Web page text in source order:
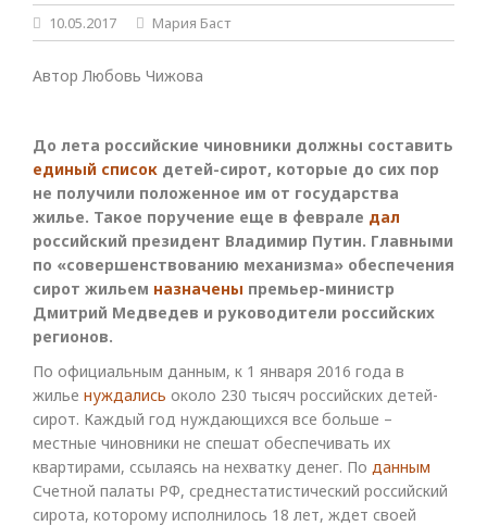
10.05.2017 Мария Баст
Автор Любовь Чижова
До лета российские чиновники должны составить
единый список детей-сирот, которые до сих пор
не получили положенное им от государства
жилье. Такое поручение еще в феврале дал
российский президент Владимир Путин. Главными
по «совершенствованию механизма» обеспечения
сирот жильем назначены премьер-министр
Дмитрий Медведев и руководители российских
регионов.
По официальным данным, к 1 января 2016 года в
жилье нуждались около 230 тысяч российских детей-
сирот. Каждый год нуждающихся все больше –
местные чиновники не спешат обеспечивать их
квартирами, ссылаясь на нехватку денег. По данным
Счетной палаты РФ, среднестатистический российский
сирота, которому исполнилось 18 лет, ждет своей